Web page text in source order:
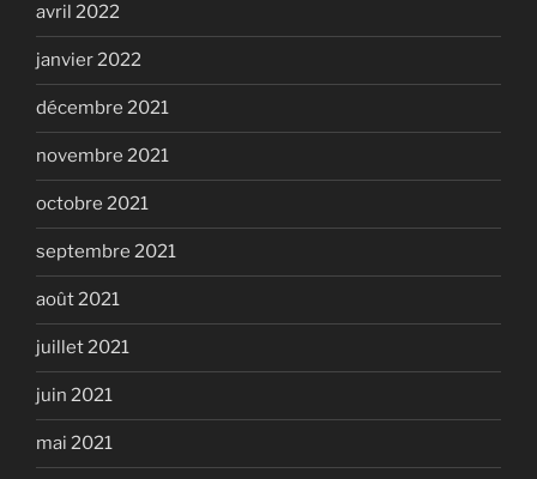
avril 2022
janvier 2022
décembre 2021
novembre 2021
octobre 2021
septembre 2021
août 2021
juillet 2021
juin 2021
mai 2021